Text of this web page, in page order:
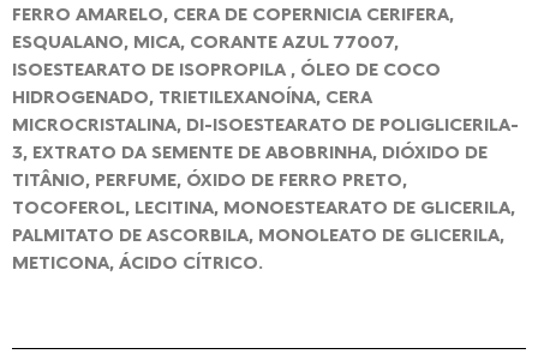
FERRO AMARELO, CERA DE COPERNICIA CERIFERA,
ESQUALANO, MICA, CORANTE AZUL 77007,
ISOESTEARATO DE ISOPROPILA , ÓLEO DE COCO
HIDROGENADO, TRIETILEXANOÍNA, CERA
MICROCRISTALINA, DI-ISOESTEARATO DE POLIGLICERILA-
3, EXTRATO DA SEMENTE DE ABOBRINHA, DIÓXIDO DE
TITÂNIO, PERFUME, ÓXIDO DE FERRO PRETO,
TOCOFEROL, LECITINA, MONOESTEARATO DE GLICERILA,
PALMITATO DE ASCORBILA, MONOLEATO DE GLICERILA,
METICONA, ÁCIDO CÍTRICO.